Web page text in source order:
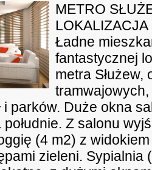
METRO
LOKALIZACJA
Ładne
fantastycznej
metra Służew,
i parków. Duże okna
Z salonu
(4 m2) z
zieleni. Sypialnia